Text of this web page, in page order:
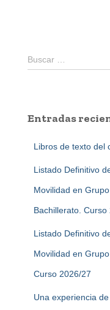
B
u
r
Buscar …
Entradas
Libros de texto del
Listado Definitivo
Movilidad en
Bachillerato. Curso
Listado Definitivo
Movilidad en
Curso 2026/27
Una experiencia